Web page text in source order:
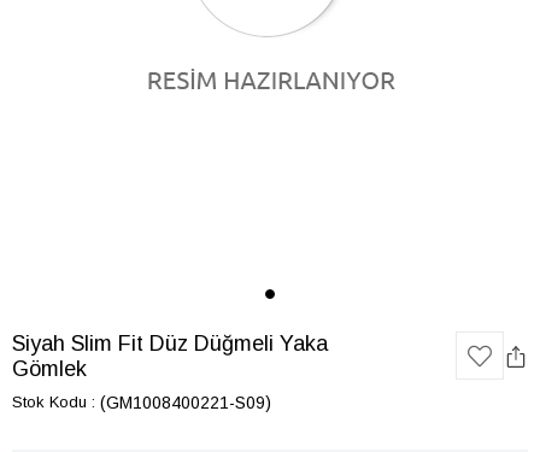
Siyah Slim Fit Düz Düğmeli Yaka
Gömlek
Stok Kodu (GM1008400221-S09)